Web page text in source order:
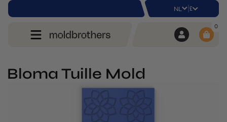
NL |£
0
Bloma Tuille Mold